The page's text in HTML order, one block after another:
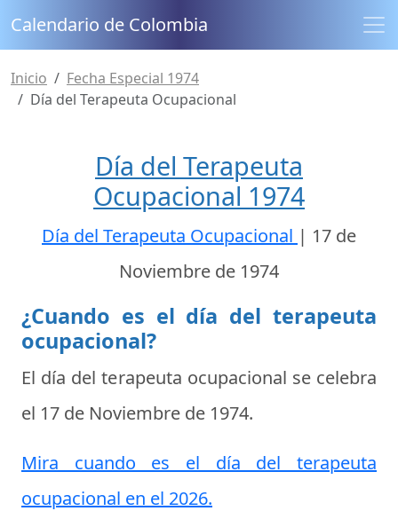
Calendario de Colombia
Inicio
Fecha Especial 1974
Día del Terapeuta Ocupacional
Día del Terapeuta
Ocupacional 1974
Día del Terapeuta Ocupacional | 17 de
Noviembre de 1974
¿Cuando es el día del terapeuta
ocupacional?
El día del terapeuta ocupacional se celebra
el 17 de Noviembre de 1974.
Mira cuando es el día del terapeuta
ocupacional en el 2026.